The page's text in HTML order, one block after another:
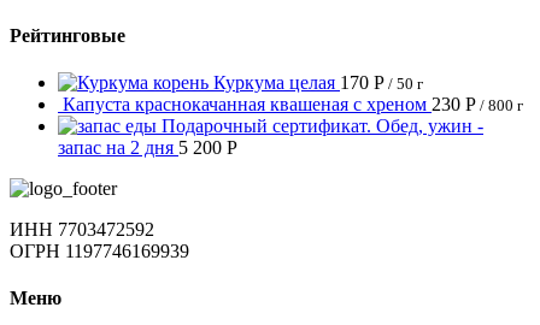
Рейтинговые
Куркума целая 170 Р / 50 г
Капуста краснокачанная квашеная с хреном 230 Р / 800 г
Подарочный сертификат. Обед, ужин -
запас на 2 дня 5 200 Р
ИНН 7703472592
ОГРН 1197746169939
Меню